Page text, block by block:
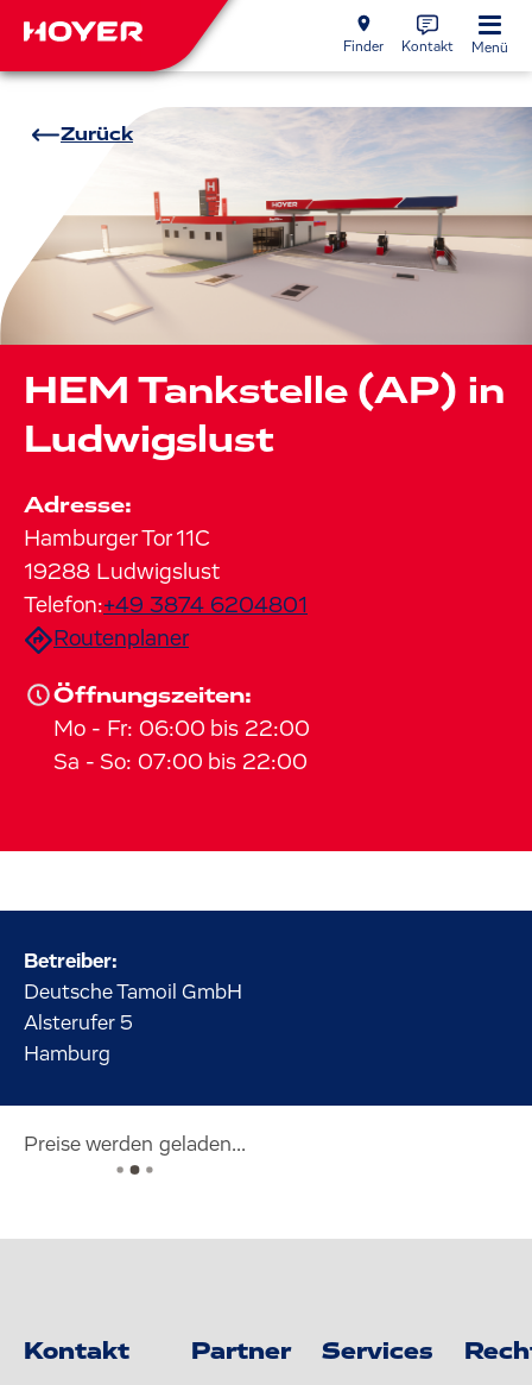
Finder Kontakt Menü
Zurück
HEM Tankstelle (AP) in
Ludwigslust
Adresse:
Hamburger Tor 11C
19288 Ludwigslust
Telefon:+49 3874 6204801
Routenplaner
Öffnungszeiten:
Mo - Fr: 06:00 bis 22:00
Sa - So: 07:00 bis 22:00
Betreiber:
Deutsche Tamoil GmbH
Alsterufer 5
Hamburg
Preise werden geladen...
Kontakt Partner Services